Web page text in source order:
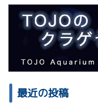
最近の投稿